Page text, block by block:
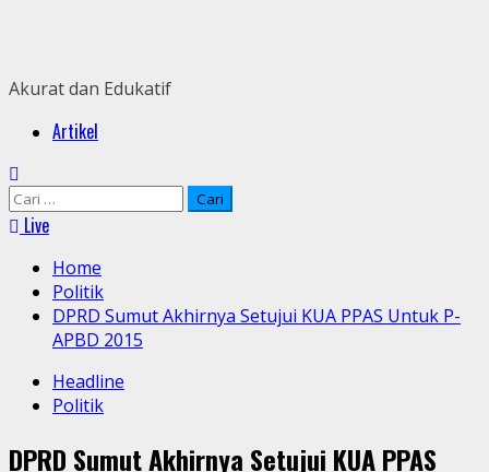
Akurat dan Edukatif
PrimaryArtikel
Cari
untuk:
Live
Home
Politik
DPRD Sumut Akhirnya Setujui KUA PPAS Untuk P-
APBD 2015
Headline
Politik
DPRD Sumut Akhirnya Setujui KUA PPAS